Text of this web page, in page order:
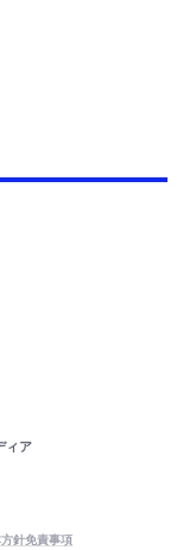
ィア
針免責事項